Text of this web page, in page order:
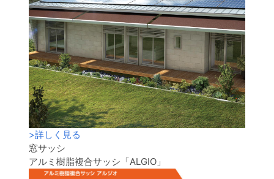
>詳しく見る
窓サッシ
アルミ樹脂複合サッシ「ALGIO」